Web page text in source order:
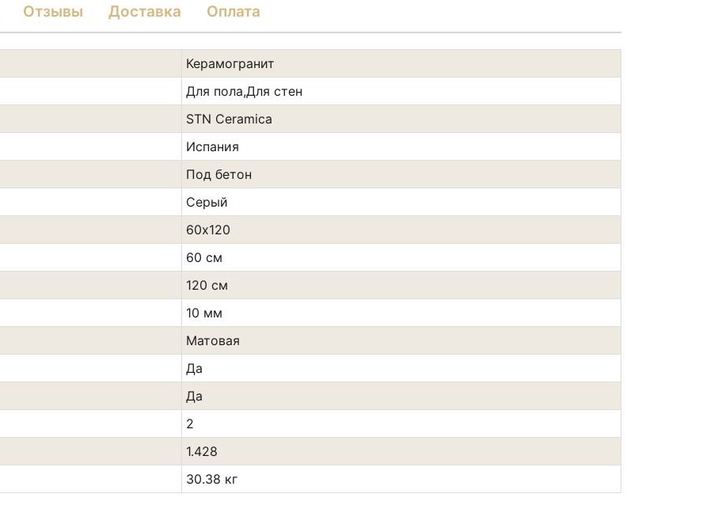
Отзывы Доставка Оплата
Керамогранит
Для пола,Для стен
STN Ceramica
Испания
Под бетон
Сeрый
60х120
60 см
120 см
10 мм
Матовая
Да
Да
2
1.428
30.38 кг